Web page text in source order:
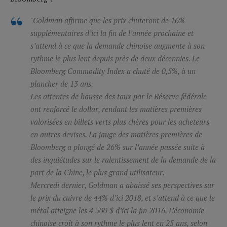
"Goldman affirme que les prix chuteront de 16%
supplémentaires d’ici la fin de l’année prochaine et
s’attend à ce que la demande chinoise augmente à son
rythme le plus lent depuis près de deux décennies. Le
Bloomberg Commodity Index a chuté de 0,5%, à un
plancher de 13 ans.
Les attentes de hausse des taux par le Réserve fédérale
ont renforcé le dollar, rendant les matières premières
valorisées en billets verts plus chères pour les acheteurs
en autres devises. La jauge des matières premières de
Bloomberg a plongé de 26% sur l’année passée suite à
des inquiétudes sur le ralentissement de la demande de la
part de la Chine, le plus grand utilisateur.
Mercredi dernier, Goldman a abaissé ses perspectives sur
le prix du cuivre de 44% d’ici 2018, et s’attend à ce que le
métal atteigne les 4 500 $ d’ici la fin 2016. L’économie
chinoise croît à son rythme le plus lent en 25 ans, selon